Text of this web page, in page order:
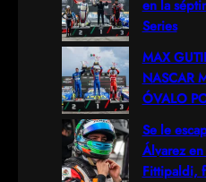
en la
Series
MAX
NASCAR
ÓVALO
Se le
Álvarez
Fittipaldi,